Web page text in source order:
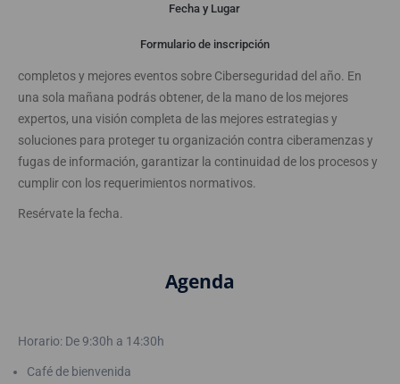
Fecha y Lugar
Formulario de inscripción
El próximo 21 de mayo no puedes perderte uno de los más
completos y mejores eventos sobre Ciberseguridad del año. En
una sola mañana podrás obtener, de la mano de los mejores
expertos, una visión completa de las mejores estrategias y
soluciones para proteger tu organización contra ciberamenzas y
fugas de información, garantizar la continuidad de los procesos y
cumplir con los requerimientos normativos.
Resérvate la fecha.
Agenda
Horario: De 9:30h a 14:30h
Café de bienvenida